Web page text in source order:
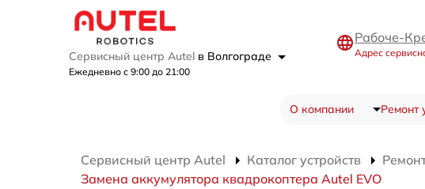
Сервисный центр Autel в Волгограде
Ежедневно с 9:00 до 21:00
Рабоче-
Адрес
О компании Ремонт
Сервисный центр Autel Каталог устройств
Замена аккумулятора квадрокоптера Autel EVO